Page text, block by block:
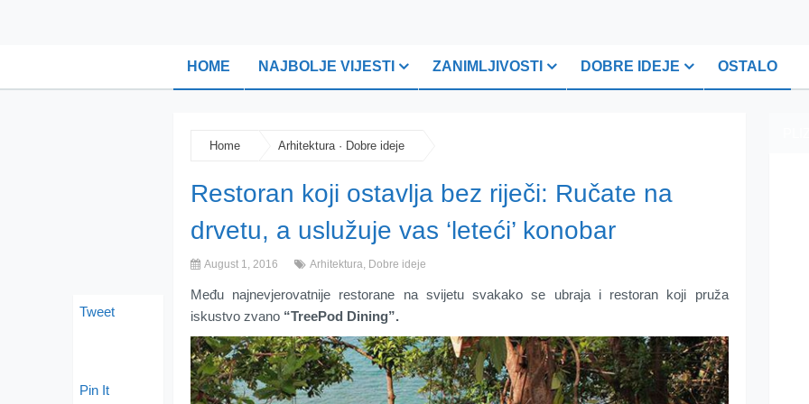
HOME NAJBOLJE VIJESTI ZANIMLJIVOSTI DOBRE IDEJE OSTALO
Home Arhitektura · Dobre ideje
Restoran koji ostavlja bez riječi: Ručate na
drvetu, a uslužuje vas ‘leteći’ konobar
August 1, 2016 Arhitektura, Dobre ideje
Među najnevjerovatnije restorane na svijetu svakako se ubraja i restoran koji pruža
iskustvo zvano “TreePod Dining”.
Tweet
Pin It